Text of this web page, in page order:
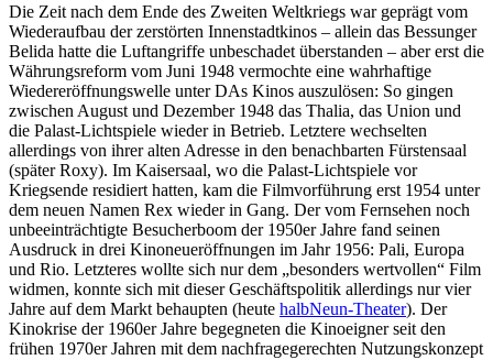
Die Zeit nach dem Ende des Zweiten Weltkriegs war geprägt vom
Wiederaufbau der zerstörten Innenstadtkinos – allein das Bessunger
Belida hatte die Luftangriffe unbeschadet überstanden – aber erst die
Währungsreform vom Juni 1948 vermochte eine wahrhaftige
Wiedereröffnungswelle unter DAs Kinos auszulösen: So gingen
zwischen August und Dezember 1948 das Thalia, das Union und
die Palast-Lichtspiele wieder in Betrieb. Letztere wechselten
allerdings von ihrer alten Adresse in den benachbarten Fürstensaal
(später Roxy). Im Kaisersaal, wo die Palast-Lichtspiele vor
Kriegsende residiert hatten, kam die Filmvorführung erst 1954 unter
dem neuen Namen Rex wieder in Gang. Der vom Fernsehen noch
unbeeinträchtigte Besucherboom der 1950er Jahre fand seinen
Ausdruck in drei Kinoneueröffnungen im Jahr 1956: Pali, Europa
und Rio. Letzteres wollte sich nur dem „besonders wertvollen“ Film
widmen, konnte sich mit dieser Geschäftspolitik allerdings nur vier
Jahre auf dem Markt behaupten (heute halbNeun-Theater). Der
Kinokrise der 1960er Jahre begegneten die Kinoeigner seit den
frühen 1970er Jahren mit dem nachfragegerechten Nutzungskonzept